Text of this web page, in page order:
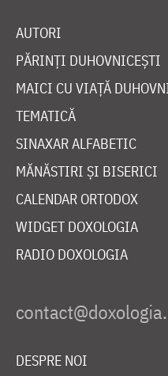
AUTORI
PĂRINȚI DUHOVNICEȘTI
MAICI CU VIAȚĂ
TEMATICĂ
SINAXAR ALFABETIC
MĂNĂSTIRI ȘI BISERICI
CALENDAR ORTODOX
WIDGET DOXOLOGIA
RADIO DOXOLOGIA
DESPRE NOI